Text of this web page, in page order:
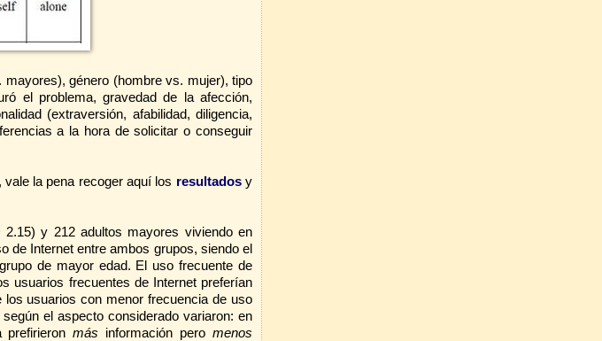
género (hombre vs. mujer), tipo
el problema, gravedad de la afección,
(extraversión, afabilidad, diligencia,
a la hora de solicitar o conseguir
la pena recoger aquí los resultadosy
y 212 adultos mayores viviendo en
de Internet entre ambos grupos, siendo el
de mayor edad. El uso frecuente de
usuarios frecuentes de Internet preferían
usuarios con menor frecuencia de uso
el aspecto considerado variaron: en
prefirieronmás información peromenos